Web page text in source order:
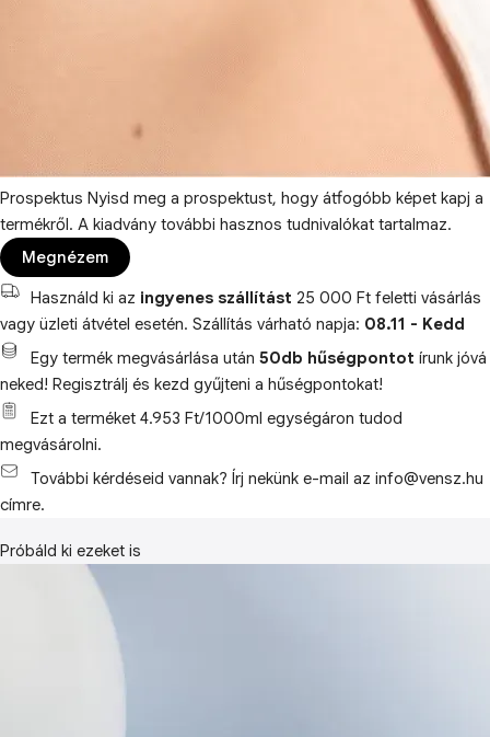
Prospektus Nyisd meg a prospektust, hogy átfogóbb képet kapj a
termékről. A kiadvány további hasznos tudnivalókat tartalmaz.
Megnézem
Használd ki az ingyenes szállítást 25 000 Ft feletti vásárlás
vagy üzleti átvétel esetén. Szállítás várható napja: 08.11 - Kedd
Egy termék megvásárlása után 50db hűségpontot írunk jóvá
neked! Regisztrálj és kezd gyűjteni a hűségpontokat!
Ezt a terméket 4.953 Ft/1000ml egységáron tudod
megvásárolni.
További kérdéseid vannak? Írj nekünk e-mail az info@vensz.hu
címre.
Próbáld ki ezeket is